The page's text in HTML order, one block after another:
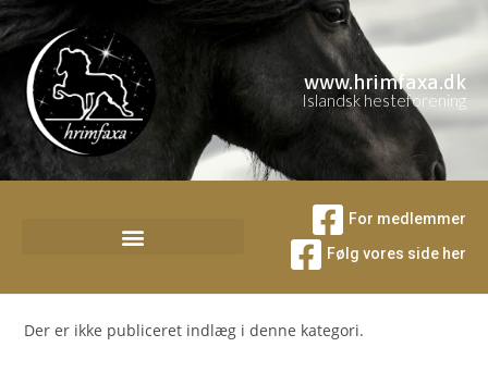
www.hrimfaxa.dk
Islandsk hesteforening
For medlemmer
Følg vores side her
Der er ikke publiceret indlæg i denne kategori.